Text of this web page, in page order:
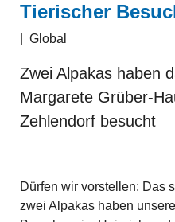
Tierischer
Global
Zwei Alpakas haben
Margarete Grüber-
Zehlendorf besucht
Dürfen wir vorstellen: Das
zwei Alpakas haben